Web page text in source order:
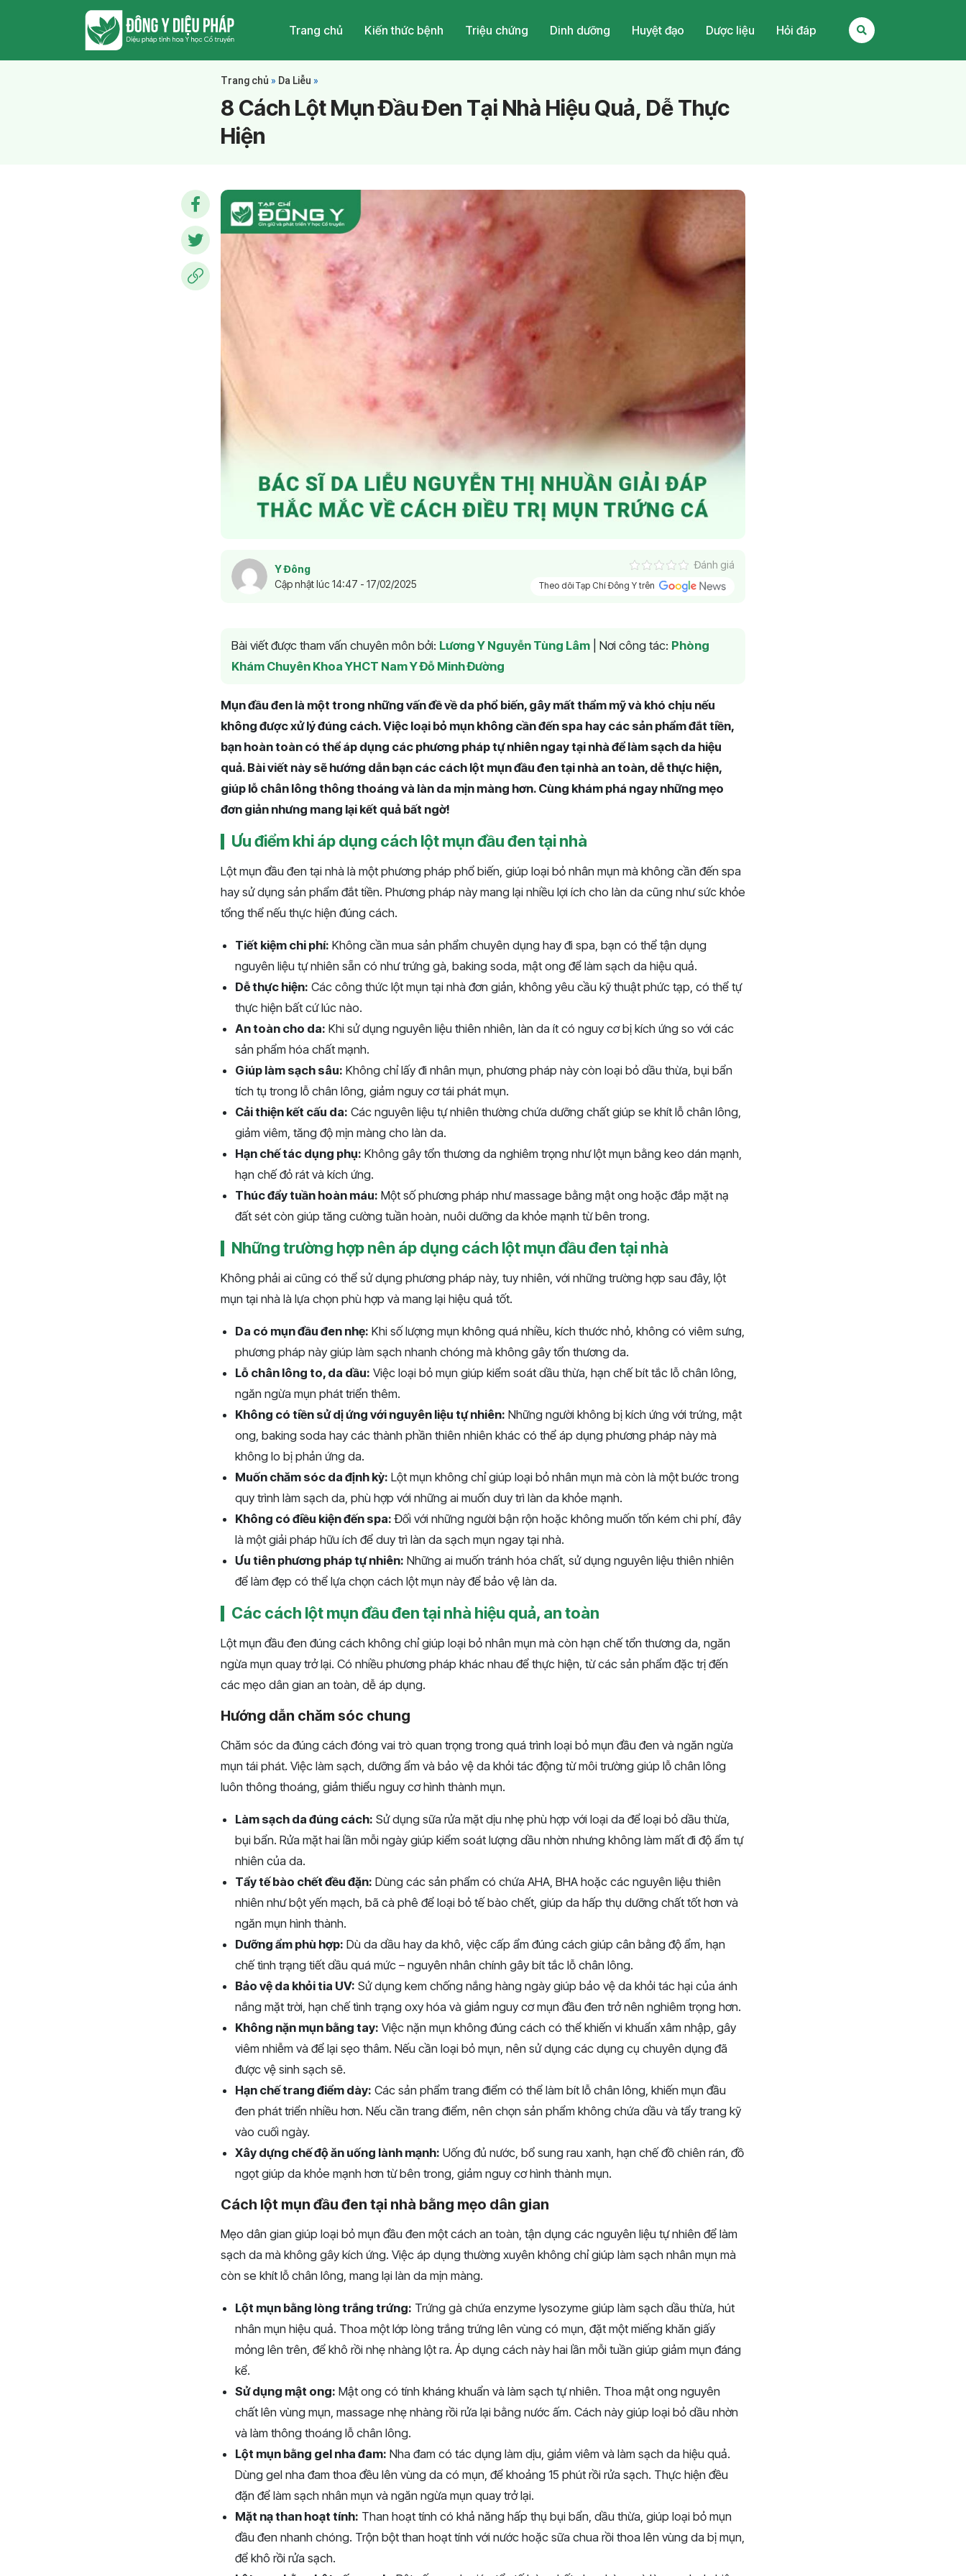
Trang chủ Kiến thức bệnh Triệu chứng Dinh dưỡng Huyệt đạo Dược liệu Hỏi đáp
Trang chủ » Da Liễu »
8 Cách Lột Mụn Đầu Đen Tại Nhà Hiệu Quả, Dễ Thực
Hiện
Y Đông
Cập nhật lúc 14:47 - 17/02/2025
Đánh giá
Theo dõi Tạp Chí Đông Y trên
Bài viết được tham vấn chuyên môn bởi: Lương Y Nguyễn Tùng Lâm Nơi công tác: Phòng
Khám Chuyên Khoa YHCT Nam Y Đỗ Minh Đường
Mụn đầu đen là một trong những vấn đề về da phổ biến, gây mất thẩm mỹ và khó chịu nếu
không được xử lý đúng cách. Việc loại bỏ mụn không cần đến spa hay các sản phẩm đắt tiền,
bạn hoàn toàn có thể áp dụng các phương pháp tự nhiên ngay tại nhà để làm sạch da hiệu
quả. Bài viết này sẽ hướng dẫn bạn các cách lột mụn đầu đen tại nhà an toàn, dễ thực hiện,
giúp lỗ chân lông thông thoáng và làn da mịn màng hơn. Cùng khám phá ngay những mẹo
đơn giản nhưng mang lại kết quả bất ngờ!
Ưu điểm khi áp dụng cách lột mụn đầu đen tại nhà
Lột mụn đầu đen tại nhà là một phương pháp phổ biến, giúp loại bỏ nhân mụn mà không cần đến spa
hay sử dụng sản phẩm đắt tiền. Phương pháp này mang lại nhiều lợi ích cho làn da cũng như sức khỏe
tổng thể nếu thực hiện đúng cách.
Tiết kiệm chi phí: Không cần mua sản phẩm chuyên dụng hay đi spa, bạn có thể tận dụng
nguyên liệu tự nhiên sẵn có như trứng gà, baking soda, mật ong để làm sạch da hiệu quả.
Dễ thực hiện: Các công thức lột mụn tại nhà đơn giản, không yêu cầu kỹ thuật phức tạp, có thể tự
thực hiện bất cứ lúc nào.
An toàn cho da: Khi sử dụng nguyên liệu thiên nhiên, làn da ít có nguy cơ bị kích ứng so với các
sản phẩm hóa chất mạnh.
Giúp làm sạch sâu: Không chỉ lấy đi nhân mụn, phương pháp này còn loại bỏ dầu thừa, bụi bẩn
tích tụ trong lỗ chân lông, giảm nguy cơ tái phát mụn.
Cải thiện kết cấu da: Các nguyên liệu tự nhiên thường chứa dưỡng chất giúp se khít lỗ chân lông,
giảm viêm, tăng độ mịn màng cho làn da.
Hạn chế tác dụng phụ: Không gây tổn thương da nghiêm trọng như lột mụn bằng keo dán mạnh,
hạn chế đỏ rát và kích ứng.
Thúc đẩy tuần hoàn máu: Một số phương pháp như massage bằng mật ong hoặc đắp mặt nạ
đất sét còn giúp tăng cường tuần hoàn, nuôi dưỡng da khỏe mạnh từ bên trong.
Những trường hợp nên áp dụng cách lột mụn đầu đen tại nhà
Không phải ai cũng có thể sử dụng phương pháp này, tuy nhiên, với những trường hợp sau đây, lột
mụn tại nhà là lựa chọn phù hợp và mang lại hiệu quả tốt.
Da có mụn đầu đen nhẹ: Khi số lượng mụn không quá nhiều, kích thước nhỏ, không có viêm sưng,
phương pháp này giúp làm sạch nhanh chóng mà không gây tổn thương da.
Lỗ chân lông to, da dầu: Việc loại bỏ mụn giúp kiểm soát dầu thừa, hạn chế bít tắc lỗ chân lông,
ngăn ngừa mụn phát triển thêm.
Không có tiền sử dị ứng với nguyên liệu tự nhiên: Những người không bị kích ứng với trứng, mật
ong, baking soda hay các thành phần thiên nhiên khác có thể áp dụng phương pháp này mà
không lo bị phản ứng da.
Muốn chăm sóc da định kỳ: Lột mụn không chỉ giúp loại bỏ nhân mụn mà còn là một bước trong
quy trình làm sạch da, phù hợp với những ai muốn duy trì làn da khỏe mạnh.
Không có điều kiện đến spa: Đối với những người bận rộn hoặc không muốn tốn kém chi phí, đây
là một giải pháp hữu ích để duy trì làn da sạch mụn ngay tại nhà.
Ưu tiên phương pháp tự nhiên: Những ai muốn tránh hóa chất, sử dụng nguyên liệu thiên nhiên
để làm đẹp có thể lựa chọn cách lột mụn này để bảo vệ làn da.
Các cách lột mụn đầu đen tại nhà hiệu quả, an toàn
Lột mụn đầu đen đúng cách không chỉ giúp loại bỏ nhân mụn mà còn hạn chế tổn thương da, ngăn
ngừa mụn quay trở lại. Có nhiều phương pháp khác nhau để thực hiện, từ các sản phẩm đặc trị đến
các mẹo dân gian an toàn, dễ áp dụng.
Hướng dẫn chăm sóc chung
Chăm sóc da đúng cách đóng vai trò quan trọng trong quá trình loại bỏ mụn đầu đen và ngăn ngừa
mụn tái phát. Việc làm sạch, dưỡng ẩm và bảo vệ da khỏi tác động từ môi trường giúp lỗ chân lông
luôn thông thoáng, giảm thiểu nguy cơ hình thành mụn.
Làm sạch da đúng cách: Sử dụng sữa rửa mặt dịu nhẹ phù hợp với loại da để loại bỏ dầu thừa,
bụi bẩn. Rửa mặt hai lần mỗi ngày giúp kiểm soát lượng dầu nhờn nhưng không làm mất đi độ ẩm tự
nhiên của da.
Tẩy tế bào chết đều đặn: Dùng các sản phẩm có chứa AHA, BHA hoặc các nguyên liệu thiên
nhiên như bột yến mạch, bã cà phê để loại bỏ tế bào chết, giúp da hấp thụ dưỡng chất tốt hơn và
ngăn mụn hình thành.
Dưỡng ẩm phù hợp: Dù da dầu hay da khô, việc cấp ẩm đúng cách giúp cân bằng độ ẩm, hạn
chế tình trạng tiết dầu quá mức – nguyên nhân chính gây bít tắc lỗ chân lông.
Bảo vệ da khỏi tia UV: Sử dụng kem chống nắng hàng ngày giúp bảo vệ da khỏi tác hại của ánh
nắng mặt trời, hạn chế tình trạng oxy hóa và giảm nguy cơ mụn đầu đen trở nên nghiêm trọng hơn.
Không nặn mụn bằng tay: Việc nặn mụn không đúng cách có thể khiến vi khuẩn xâm nhập, gây
viêm nhiễm và để lại sẹo thâm. Nếu cần loại bỏ mụn, nên sử dụng các dụng cụ chuyên dụng đã
được vệ sinh sạch sẽ.
Hạn chế trang điểm dày: Các sản phẩm trang điểm có thể làm bít lỗ chân lông, khiến mụn đầu
đen phát triển nhiều hơn. Nếu cần trang điểm, nên chọn sản phẩm không chứa dầu và tẩy trang kỹ
vào cuối ngày.
Xây dựng chế độ ăn uống lành mạnh: Uống đủ nước, bổ sung rau xanh, hạn chế đồ chiên rán, đồ
ngọt giúp da khỏe mạnh hơn từ bên trong, giảm nguy cơ hình thành mụn.
Cách lột mụn đầu đen tại nhà bằng mẹo dân gian
Mẹo dân gian giúp loại bỏ mụn đầu đen một cách an toàn, tận dụng các nguyên liệu tự nhiên để làm
sạch da mà không gây kích ứng. Việc áp dụng thường xuyên không chỉ giúp làm sạch nhân mụn mà
còn se khít lỗ chân lông, mang lại làn da mịn màng.
Lột mụn bằng lòng trắng trứng: Trứng gà chứa enzyme lysozyme giúp làm sạch dầu thừa, hút
nhân mụn hiệu quả. Thoa một lớp lòng trắng trứng lên vùng có mụn, đặt một miếng khăn giấy
mỏng lên trên, để khô rồi nhẹ nhàng lột ra. Áp dụng cách này hai lần mỗi tuần giúp giảm mụn đáng
kể.
Sử dụng mật ong: Mật ong có tính kháng khuẩn và làm sạch tự nhiên. Thoa mật ong nguyên
chất lên vùng mụn, massage nhẹ nhàng rồi rửa lại bằng nước ấm. Cách này giúp loại bỏ dầu nhờn
và làm thông thoáng lỗ chân lông.
Lột mụn bằng gel nha đam: Nha đam có tác dụng làm dịu, giảm viêm và làm sạch da hiệu quả.
Dùng gel nha đam thoa đều lên vùng da có mụn, để khoảng 15 phút rồi rửa sạch. Thực hiện đều
đặn để làm sạch nhân mụn và ngăn ngừa mụn quay trở lại.
Mặt nạ than hoạt tính: Than hoạt tính có khả năng hấp thụ bụi bẩn, dầu thừa, giúp loại bỏ mụn
đầu đen nhanh chóng. Trộn bột than hoạt tính với nước hoặc sữa chua rồi thoa lên vùng da bị mụn,
để khô rồi rửa sạch.